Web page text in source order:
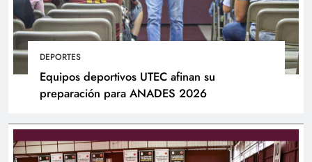
DEPORTES
Equipos deportivos UTEC afinan su
preparación para ANADES 2026